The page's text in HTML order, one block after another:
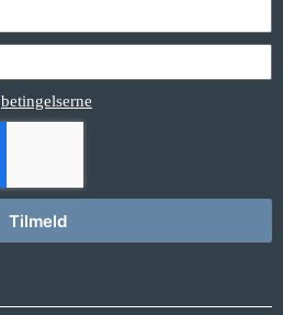
betingelserne
Tilmeld